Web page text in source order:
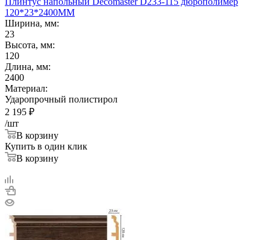
120*23*2400ММ
Ширина, мм:
23
Высота, мм:
120
Длина, мм:
2400
Материал:
Ударопрочный полистирол
2 195 ₽
/шт
В корзину
Купить в один клик
В корзину